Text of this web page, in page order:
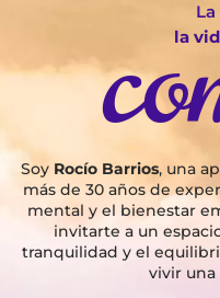
la
Soy Rocío Barrios, una
más de 30 años de
mental y el bienestar
invitarte a un
tranquilidad y el
vivir una